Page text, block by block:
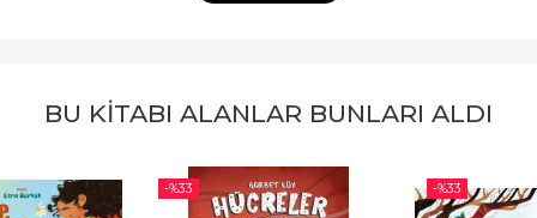
BU KITABI ALANLAR BUNLARI ALDI
-%33 -%33